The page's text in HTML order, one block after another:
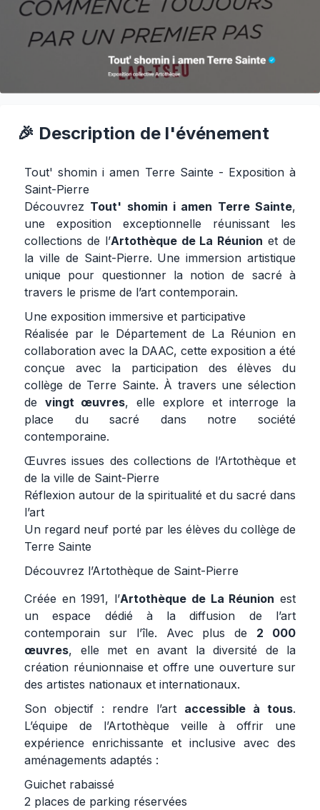
🎉 Description de l'événement
Tout' shomin i amen Terre Sainte - Exposition à
Saint-Pierre
Découvrez Tout' shomin i amen Terre Sainte,
une exposition exceptionnelle réunissant les
collections de l’Artothèque de La Réunion et de
la ville de Saint-Pierre. Une immersion artistique
unique pour questionner la notion de sacré à
travers le prisme de l’art contemporain.
Une exposition immersive et participative
Réalisée par le Département de La Réunion en
collaboration avec la DAAC, cette exposition a été
conçue avec la participation des élèves du
collège de Terre Sainte. À travers une sélection
de vingt œuvres, elle explore et interroge la
place du sacré dans notre société
contemporaine.
Œuvres issues des collections de l’Artothèque et
de la ville de Saint-Pierre
Réflexion autour de la spiritualité et du sacré dans
l’art
Un regard neuf porté par les élèves du collège de
Terre Sainte
Découvrez l’Artothèque de Saint-Pierre
Créée en 1991, l’Artothèque de La Réunion est
un espace dédié à la diffusion de l’art
contemporain sur l’île. Avec plus de 2 000
œuvres, elle met en avant la diversité de la
création réunionnaise et offre une ouverture sur
des artistes nationaux et internationaux.
Son objectif : rendre l’art accessible à tous.
L’équipe de l’Artothèque veille à offrir une
expérience enrichissante et inclusive avec des
aménagements adaptés :
Guichet rabaissé
2 places de parking réservées